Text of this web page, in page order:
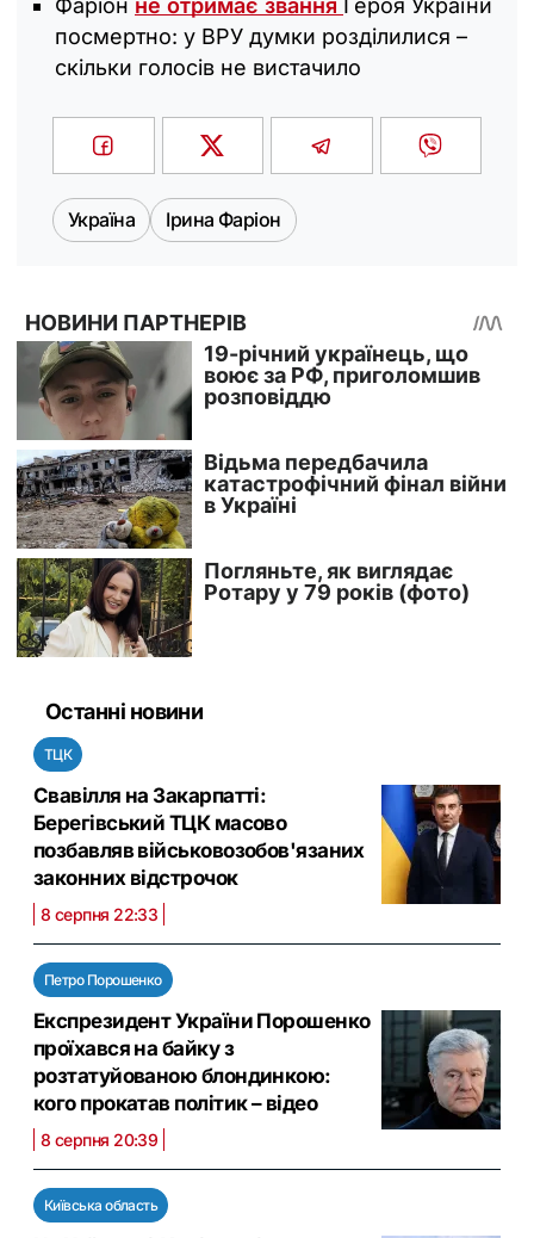
посмертно: у ВРУ думки розділилися –
скільки голосів не вистачило
Україна Ірина Фаріон
Останні новини
ТЦК
Свавілля на Закарпатті:
Берегівський ТЦК масово
позбавляв військовозобов'язаних
законних відстрочок
8 серпня 22:33
Петро Порошенко
Експрезидент України Порошенко
проїхався на байку з
розтатуйованою блондинкою:
кого прокатав політик – відео
8 серпня 20:39
Київська область